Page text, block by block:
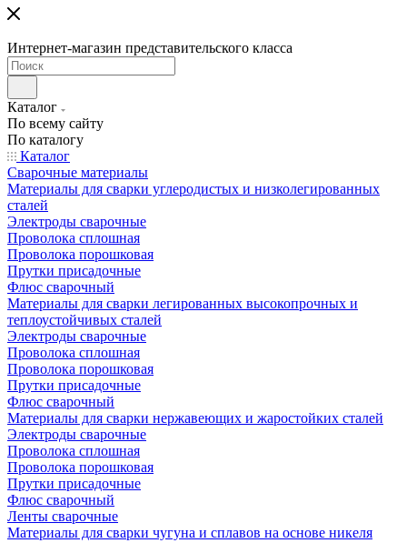
Интернет-магазин представительского класса
Каталог
По всему сайту
По каталогу
Каталог
Сварочные материалы
Материалы для сварки углеродистых и низколегированных
сталей
Электроды сварочные
Проволока сплошная
Проволока порошковая
Прутки присадочные
Флюс сварочный
Материалы для сварки легированных высокопрочных и
теплоустойчивых сталей
Электроды сварочные
Проволока сплошная
Проволока порошковая
Прутки присадочные
Флюс сварочный
Материалы для сварки нержавеющих и жаростойких сталей
Электроды сварочные
Проволока сплошная
Проволока порошковая
Прутки присадочные
Флюс сварочный
Ленты сварочные
Материалы для сварки чугуна и сплавов на основе никеля